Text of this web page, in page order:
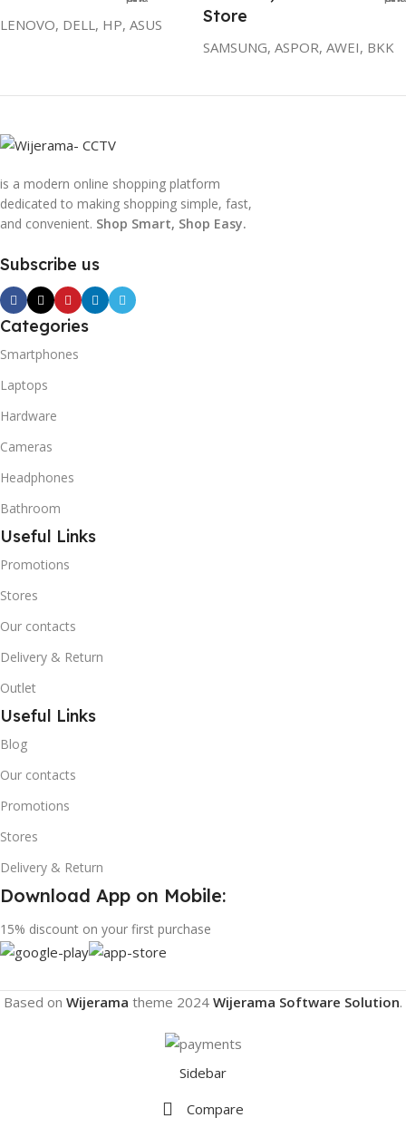
LENOVO, DELL, HP, ASUS
Store
SAMSUNG, ASPOR, AWEI, BKK
is a modern online shopping platform
dedicated to making shopping simple, fast,
and convenient. Shop Smart, Shop Easy.
Subscribe us
Categories
Smartphones
Laptops
Hardware
Cameras
Headphones
Bathroom
Useful Links
Promotions
Stores
Our contacts
Delivery & Return
Outlet
Useful Links
Blog
Our contacts
Promotions
Stores
Delivery & Return
Download App on Mobile:
15% discount on your first purchase
Based on Wijerama theme 2024 Wijerama Software Solution.
Sidebar
Compare